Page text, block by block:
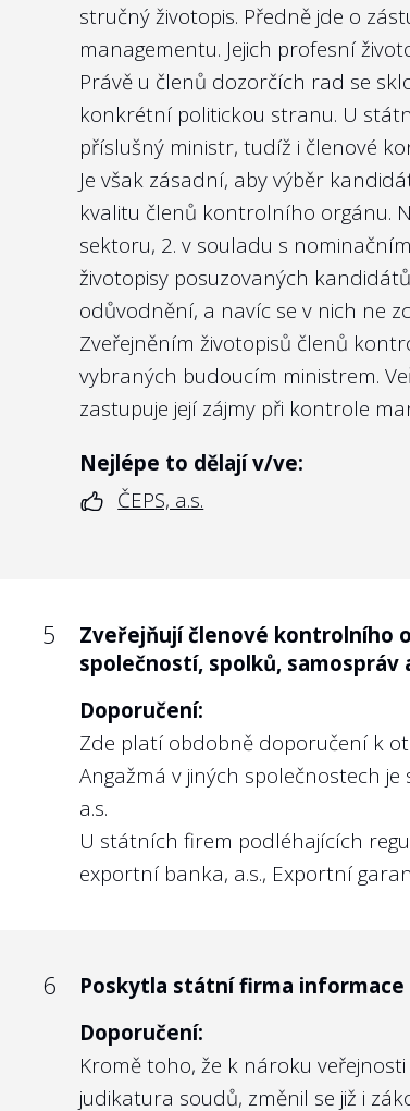
Doporučení:
V případě, že management
státních firem, který naplňuje
zástupných důvodů.
Nejlépe to dělají v/ve:
Správě železnic, s.o.
stručný životopis. Předně jde o
managementu. Jejich profesní
Právě u členů dozorčích rad se
konkrétní politickou stranu. U
příslušný ministr, tudíž i členové
Je však zásadní, aby výběr
kvalitu členů kontrolního orgánu.
sektoru, 2. v souladu s
životopisy posuzovaných
odůvodnění, a navíc se v nich ne
Zveřejněním životopisů členů
vybraných budoucím ministrem.
zastupuje její zájmy při kontrole
Nejlépe to dělají v/ve:
ČEPS, a.s.
5
Zveřejňují členové kontrolního
společností, spolků, samospráv
Doporučení:
Zde platí obdobně doporučení k
Angažmá v jiných společnostech
a.s.
U státních firem podléhajících
exportní banka, a.s., Exportní
6
Poskytla státní firma
Doporučení:
Kromě toho, že k nároku
judikatura soudů, změnil se již i